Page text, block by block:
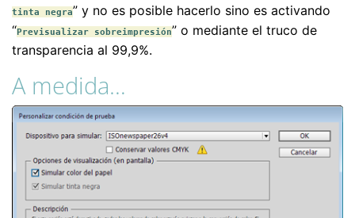
tinta negra” y no es posible hacerlo sino es activando
“Previsualizar sobreimpresión” o mediante el truco de
transparencia al 99,9%.
A medida…